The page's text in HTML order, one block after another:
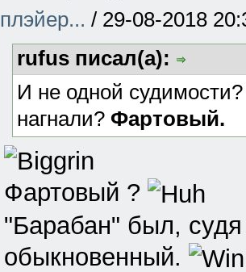
плэйер... / 29-08-2018
rufus писал(а):
И не одной
нагнали? Фартовый.
Фартовый ?
"Барабан" был,
обыкновенный.